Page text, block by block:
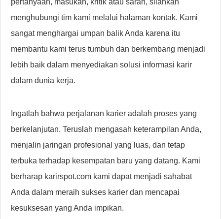
pertanyaan, masukan, kritik atau saran, silahkan
menghubungi tim kami melalui halaman kontak. Kami
sangat menghargai umpan balik Anda karena itu
membantu kami terus tumbuh dan berkembang menjadi
lebih baik dalam menyediakan solusi informasi karir
dalam dunia kerja.
Ingatlah bahwa perjalanan karier adalah proses yang
berkelanjutan. Teruslah mengasah keterampilan Anda,
menjalin jaringan profesional yang luas, dan tetap
terbuka terhadap kesempatan baru yang datang. Kami
berharap karirspot.com kami dapat menjadi sahabat
Anda dalam meraih sukses karier dan mencapai
kesuksesan yang Anda impikan.